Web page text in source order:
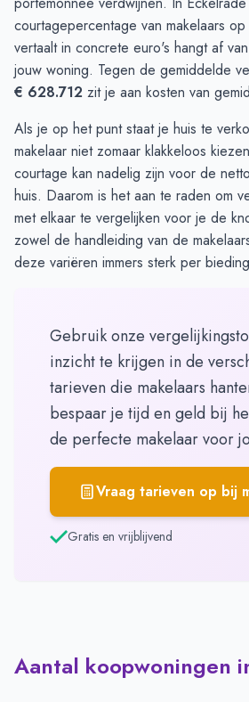
courtagepercentage van makelaars op
vertaalt in concrete euro's hangt af
jouw woning. Tegen de gemiddelde
€ 628.712 zit je aan kosten van
Als je op het punt staat je huis te
makelaar niet zomaar klakkeloos
courtage kan nadelig zijn voor de
huis. Daarom is het aan te raden om
met elkaar te vergelijken voor je de
zowel de handleiding van de
deze variëren immers sterk per
Gebruik onze
inzicht te krijgen in de
tarieven die makelaars
bespaar je tijd en geld bij
de perfecte makelaar voor
Vraag tarieven op bij
Gratis en vrijblijvend
Aantal koopwoningen